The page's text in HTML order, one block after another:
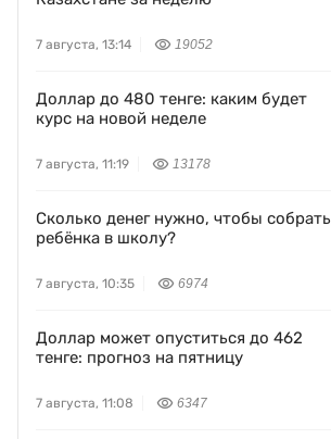
7 августа, 13:14 19052
Доллар до 480 тенге: каким будет
курс на новой неделе
7 августа, 11:19 13178
Сколько денег нужно, чтобы собрать
ребёнка в школу?
7 августа, 10:35 6974
Доллар может опуститься до 462
тенге: прогноз на пятницу
7 августа, 11:08 6347